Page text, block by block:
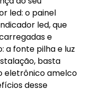
led: o painel
led, que
e
a fonte pilha e luz
basta
eletrônico amelco
desse